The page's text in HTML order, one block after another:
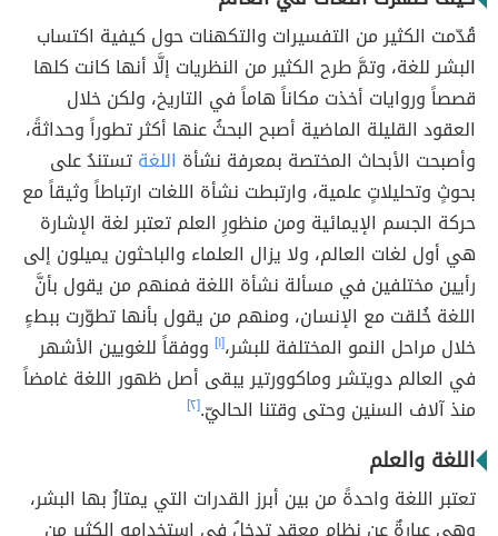
قُدّمت الكثير من التفسيرات والتكهنات حول كيفية اكتساب
البشر للغة، وتمَّ طرح الكثير من النظريات إلَّا أنها كانت كلها
قصصاً وروايات أخذت مكاناً هاماً في التاريخ، ولكن خلال
العقود القليلة الماضية أصبح البحثُ عنها أكثر تطوراً وحداثةً،
وأصبحت الأبحاث المختصة بمعرفة نشأة اللغةتستندُ على
بحوثٍ وتحليلاتٍ علمية، وارتبطت نشأة اللغات ارتباطاً وثيقاً مع
حركة الجسم الإيمائية ومن منظورِ العلم تعتبر لغة الإشارة
هي أول لغات العالم، ولا يزال العلماء والباحثون يميلون إلى
رأيين مختلفين في مسألة نشأة اللغة فمنهم من يقول بأنَّ
اللغة خُلقت مع الإنسان، ومنهم من يقول بأنها تطوّرت ببطءٍ
خلال مراحل النمو المختلفة للبشر،[١] ووفقاً للغويين الأشهر
في العالم دويتشر وماكوورتير يبقى أصل ظهور اللغة غامضاً
منذ آلاف السنين وحتى وقتنا الحاليّ.[٢]
اللغة والعلم
تعتبر اللغة واحدةً من بين أبرز القدرات التي يمتازُ بها البشر،